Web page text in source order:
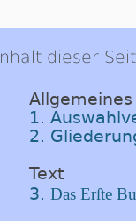
Inhalt dieser
Allgemeines
1.
2.
Text
3. Das Erſte